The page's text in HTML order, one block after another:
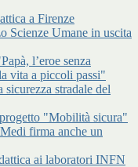
a Firenze
Scienze Umane in uscita
l’eroe senza
vita a piccoli passi"
stradale del
"Mobilità sicura"
firma anche un
ai laboratori INFN